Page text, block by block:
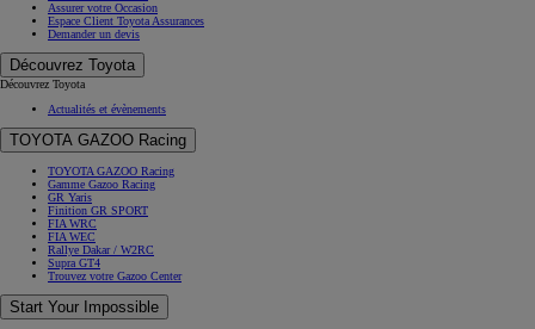
Assurer votre Occasion
Espace Client Toyota Assurances
Demander un devis
Découvrez Toyota
Découvrez Toyota
Actualités et évènements
TOYOTA GAZOO Racing
TOYOTA GAZOO Racing
Gamme Gazoo Racing
GR Yaris
Finition GR SPORT
FIA WRC
FIA WEC
Rallye Dakar / W2RC
Supra GT4
Trouvez votre Gazoo Center
Start Your Impossible